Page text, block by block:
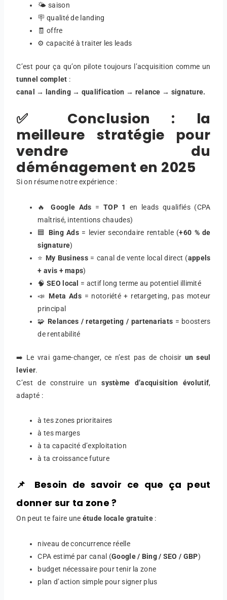
🌤️ saison
🪧 qualité de landing
🧾 offre
⚙️ capacité à traiter les leads
C’est pour ça qu’on pilote toujours l’acquisition comme un
tunnel complet :
canal → landing → qualification → relance → signature.
✅ Conclusion : la
meilleure stratégie pour
vendre du
déménagement en 2025
Si on résume notre expérience :
🔥Google Ads = TOP 1
en leads qualifiés (CPA
maîtrisé, intentions chaudes)
🟦 Bing Ads= levier secondaire rentable (+60 % de
signature)
⭐ My Business = canal de vente local direct (appels
+ avis + maps)
🧠SEO local
= actif long terme au potentiel illimité
📣 Meta Ads = notoriété + retargeting, pas moteur
principal
🧩 Relances / retargeting / partenariats = boosters
de rentabilité
➡️ Le vrai game-changer, ce n’est pas de choisir un seul
levier.
C’est de construire unsystème d’acquisition évolutif,
adapté :
à tes zones prioritaires
à tes marges
à ta capacité d’exploitation
à ta croissance future
📌 Besoin de savoir ce que ça peut
donner sur ta zone ?
On peut te faire une étude locale gratuite :
niveau de concurrence réelle
CPA estimé par canal (Google / Bing / SEO / GBP)
budget nécessaire pour tenir la zone
plan d’action simple pour signer plus